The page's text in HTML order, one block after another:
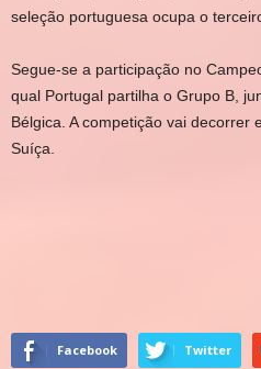
seleção portuguesa ocupa o
Segue-se a participação no
qual Portugal partilha o Grupo B,
Bélgica. A competição vai decorrer
Suíça.
Facebook Twitter